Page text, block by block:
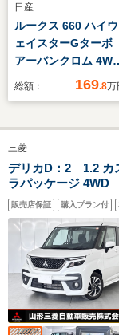
日産
ルークス 660 ハイウ
ェイスターGターボ
アーバンクロム 4WD
エマージェンシーブレ
グ/SD/Bluetooth)ア
ラウンドビューモニタ
ー 前後ドライブレ
ーダー 両側パワー
ライドドア 前席シ
トヒーター/ETC
総額： 169.8万
三菱
デリカD：2 1.2 カ
ラパッケージ 4WD
側電動スライドドア
プアシスト 横滑り
販売店保証 購入プラン付